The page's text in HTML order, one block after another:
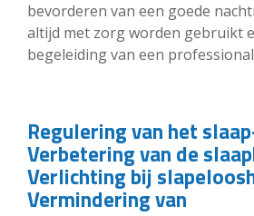
bevorderen van een goede
altijd met zorg worden gebruikt
begeleiding van een
Regulering van het
Verbetering van de
Verlichting bij
Vermindering van